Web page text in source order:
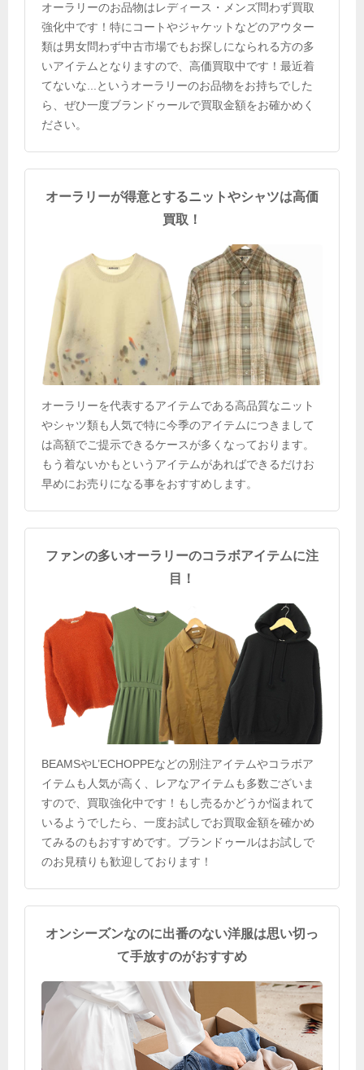
オーラリーのお品物はレディース・メンズ問わず買取
強化中です！特にコートやジャケットなどのアウター
類は男女問わず中古市場でもお探しになられる方の多
いアイテムとなりますので、高価買取中です！最近着
てないな...というオーラリーのお品物をお持ちでした
ら、ぜひ一度ブランドゥールで買取金額をお確かめく
ださい。
オーラリーが得意とするニットやシャツは高価
買取！
オーラリーを代表するアイテムである高品質なニット
やシャツ類も人気で特に今季のアイテムにつきまして
は高額でご提示できるケースが多くなっております。
もう着ないかもというアイテムがあればできるだけお
早めにお売りになる事をおすすめします。
ファンの多いオーラリーのコラボアイテムに注
目！
BEAMSやL’ECHOPPEなどの別注アイテムやコラボア
イテムも人気が高く、レアなアイテムも多数ございま
すので、買取強化中です！もし売るかどうか悩まれて
いるようでしたら、一度お試しでお買取金額を確かめ
てみるのもおすすめです。ブランドゥールはお試しで
のお見積りも歓迎しております！
オンシーズンなのに出番のない洋服は思い切っ
て手放すのがおすすめ